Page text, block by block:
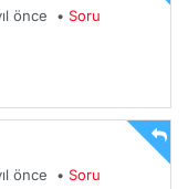
önce • Soru
önce • Soru